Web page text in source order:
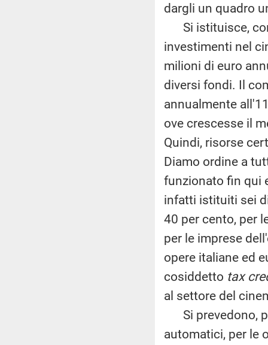
dargli un quadro
Si istituisce,
investimenti nel
milioni di euro
diversi fondi. Il
annualmente
ove crescesse il
Quindi, risorse
Diamo ordine a
funzionato fin qui
infatti istituiti sei
40 per cento, per
per le imprese
opere italiane ed
cosiddetto tax
al settore del
Si prevedono,
automatici, per le